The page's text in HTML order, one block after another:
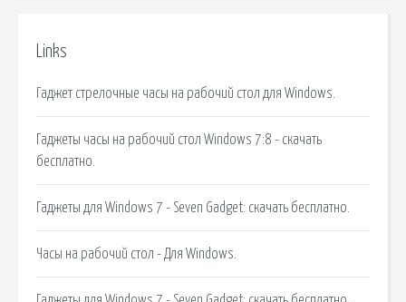
Links
Гаджет стрелочные часы на рабочий стол для Windows.
Гаджеты часы на рабочий стол Windows 7:8 - скачать
бесплатно.
Гаджеты для Windows 7 - Seven Gadget: скачать бесплатно.
Часы на рабочий стол - Для Windows.